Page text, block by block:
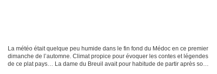
La météo était quelque peu humide dans le fin fond du Médoc en ce premier
dimanche de l’automne. Climat propice pour évoquer les contes et légendes
de ce plat pays… La dame du Breuil avait pour habitude de partir après son